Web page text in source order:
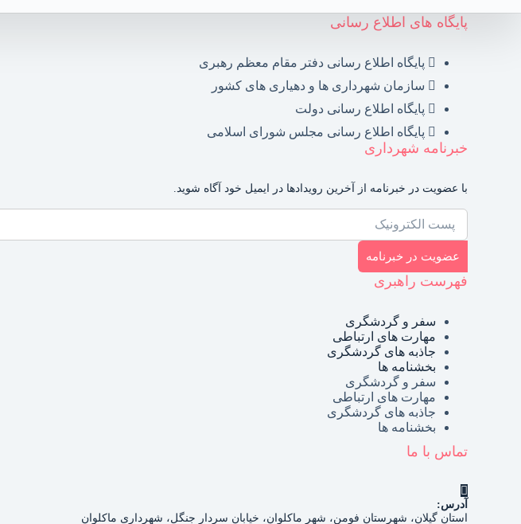
پایگاه های اطلاع رسانی
پایگاه اطلاع رسانی دفتر مقام معظم رهبری
سازمان شهرداری ها و دهیاری های کشور
پایگاه اطلاع رسانی دولت
پایگاه اطلاع رسانی مجلس شورای اسلامی
خبرنامه شهرداری
با عضویت در خبرنامه از آخرین رویدادها در ایمیل خود آگاه شوید.
عضویت در خبرنامه
فهرست راهبری
سفر و گردشگری
مهارت های ارتباطی
جاذبه های گردشگری
بخشنامه ها
سفر و گردشگری
مهارت های ارتباطی
جاذبه های گردشگری
بخشنامه ها
تماس با ما
آدرس:
استان گیلان، شهرستان فومن، شهر ماکلوان، خیابان سردار جنگل، شهرداری ماکلوان